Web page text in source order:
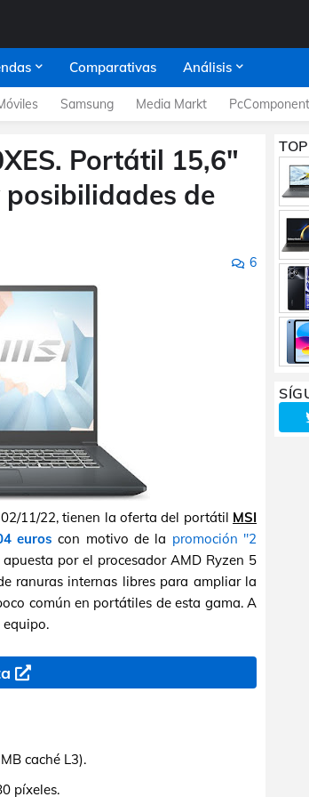
Comparativas Análisis
Samsung Media Markt
Portátil 15,6"
posibilidades de
6
11/22, tienen la oferta del portátil MSI
euros con motivo de la promoción "2
por el procesador AMD Ryzen 5
ranuras internas libres para ampliar la
común en portátiles de esta gama. A
equipo.
caché L3).
píxeles.